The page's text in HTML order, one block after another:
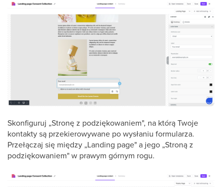
Skonfiguruj „Stronę z podziękowaniem", na którą Twoje
kontakty są przekierowywane po wysłaniu formularza.
Przełączaj się między „Landing page" a jego „Stroną z
podziękowaniem" w prawym górnym rogu.